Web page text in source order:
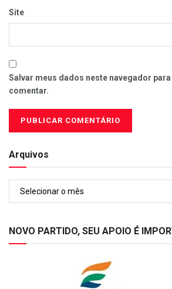
Site
Salvar meus dados neste navegador
comentar.
Arquivos
NOVO PARTIDO, SEU APOIO É